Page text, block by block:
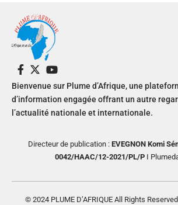
Bienvenue sur Plume d’Afrique, une
d’information engagée offrant un autre
l’actualité nationale et internationale.
Directeur de publication : EVEGNON Komi
0042/HAAC/12-2021/PL/PI
© 2024 PLUME D’AFRIQUE All Rights